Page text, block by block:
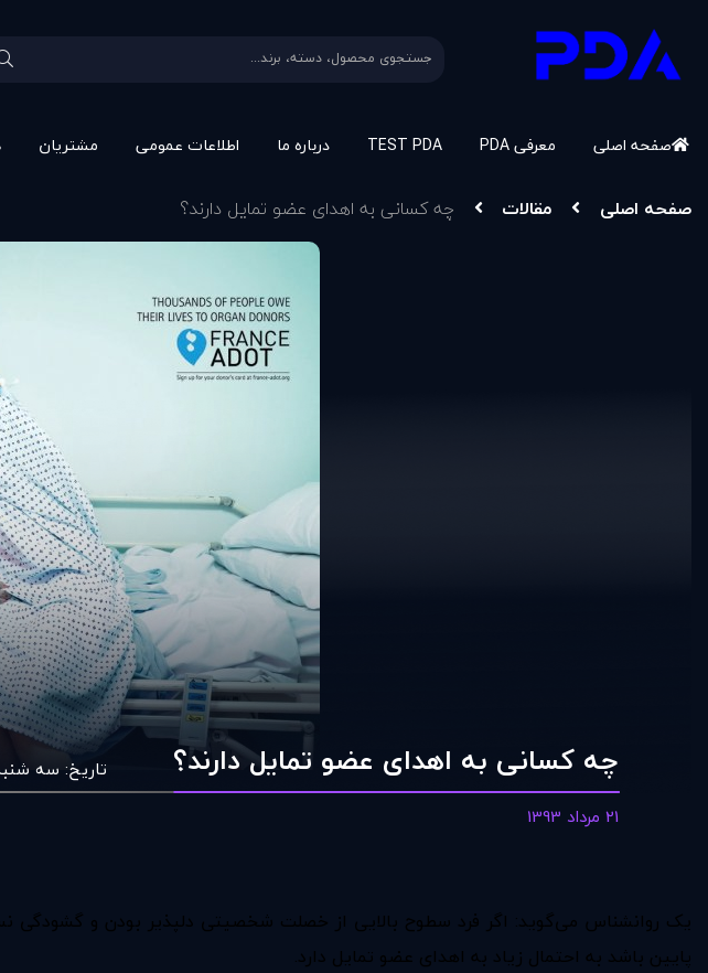
صفحه اصلی معرفی PDA TEST PDA درباره ما اطلاعات عمومی مشتريان
صفحه اصلی مقالات چه کسانی به اهدای عضو تمایل دارند؟
چه کسانی به اهدای عضو تمایل دارند؟ تاریخ: سه شنبه 21 مرداد 1393 -
21 مرداد 1393
یک روانشناس می‌گوید: اگر فرد سطوح بالایی از خصلت شخصیتی دلپذیر بودن و گشودگی
پایین باشد به احتمال زیاد به اهدای عضو تمایل دارد.